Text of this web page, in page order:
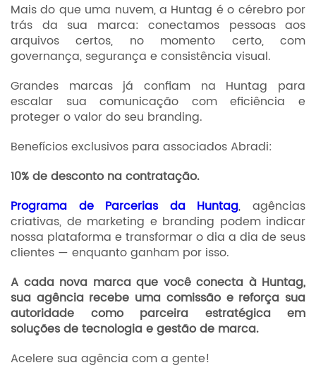
Mais do que uma nuvem, a Huntag é o cérebro por
trás da sua marca: conectamos pessoas aos
arquivos certos, no momento certo, com
governança, segurança e consistência visual.
Grandes marcas já confiam na Huntag para
escalar sua comunicação com eficiência e
proteger o valor do seu branding.
Benefícios exclusivos para associados Abradi:
10% de desconto na contratação.
Programa de Parcerias da Huntag, agências
criativas, de marketing e branding podem indicar
nossa plataforma e transformar o dia a dia de seus
clientes — enquanto ganham por isso.
A cada nova marca que você conecta à Huntag,
sua agência recebe uma comissão e reforça sua
autoridade como parceira estratégica em
soluções de tecnologia e gestão de marca.
Acelere sua agência com a gente!